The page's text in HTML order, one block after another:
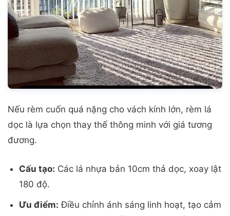
Nếu rèm cuốn quá nặng cho vách kính lớn, rèm lá
dọc là lựa chọn thay thế thông minh với giá tương
đương.
Cấu tạo: Các lá nhựa bản 10cm thả dọc, xoay lật
180 độ.
Ưu điểm: Điều chỉnh ánh sáng linh hoạt, tạo cảm